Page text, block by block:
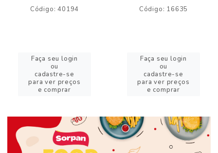
Código: 40194
Faça seu login
ou
cadastre-se
para ver preços
e comprar
Código: 16635
Faça seu login
ou
cadastre-se
para ver preços
e comprar